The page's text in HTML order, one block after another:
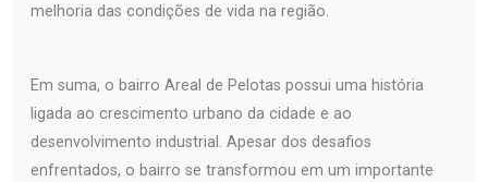
melhoria das condições de vida na região.
Em suma, o bairro Areal de Pelotas possui uma história
ligada ao crescimento urbano da cidade e ao
desenvolvimento industrial. Apesar dos desafios
enfrentados, o bairro se transformou em um importante